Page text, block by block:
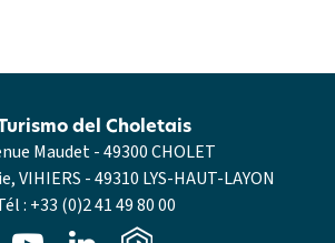
Maudet - 49300 CHOLET
VIHIERS - 49310 LYS-HAUT-LAYON
: +33 (0)2 41 49 80 00
del Choletais